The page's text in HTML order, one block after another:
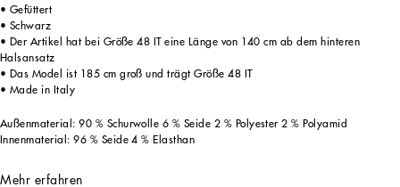
• Gefüttert
• Schwarz
• Der Artikel hat bei Größe 48 IT eine Länge von 140 cm ab dem hinteren
Halsansatz
• Das Model ist 185 cm groß und trägt Größe 48 IT
• Made in Italy
Außenmaterial: 90 % Schurwolle 6 % Seide 2 % Polyester 2 % Polyamid
Innenmaterial: 96 % Seide 4 % Elasthan
Mehr erfahren